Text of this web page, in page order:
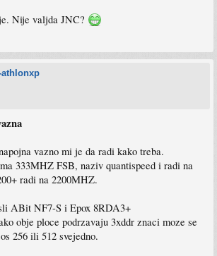
Nije valjda JNC?
vazno mi je da radi kako treba.
333MHZ FSB, naziv quantispeed i radi na
radi na 2200MHZ.
ABit NF7-S i Epox 8RDA3+
obje ploce podrzavaju 3xddr znaci moze se
256 ili 512 svejedno.